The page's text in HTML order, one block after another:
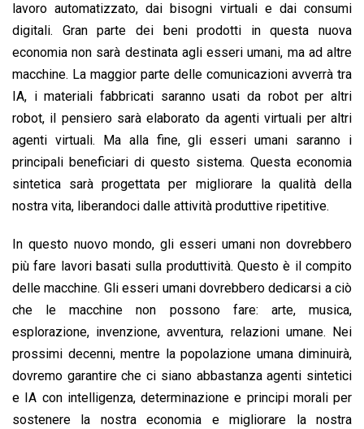
lavoro automatizzato, dai bisogni virtuali e dai consumi
digitali. Gran parte dei beni prodotti in questa nuova
economia non sarà destinata agli esseri umani, ma ad altre
macchine. La maggior parte delle comunicazioni avverrà tra
IA, i materiali fabbricati saranno usati da robot per altri
robot, il pensiero sarà elaborato da agenti virtuali per altri
agenti virtuali. Ma alla fine, gli esseri umani saranno i
principali beneficiari di questo sistema. Questa economia
sintetica sarà progettata per migliorare la qualità della
nostra vita, liberandoci dalle attività produttive ripetitive.
In questo nuovo mondo, gli esseri umani non dovrebbero
più fare lavori basati sulla produttività. Questo è il compito
delle macchine. Gli esseri umani dovrebbero dedicarsi a ciò
che le macchine non possono fare: arte, musica,
esplorazione, invenzione, avventura, relazioni umane. Nei
prossimi decenni, mentre la popolazione umana diminuirà,
dovremo garantire che ci siano abbastanza agenti sintetici
e IA con intelligenza, determinazione e principi morali per
sostenere la nostra economia e migliorare la nostra